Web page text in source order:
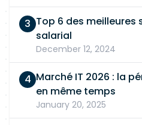
Top 6 des
salarial
December 12, 2024
Marché IT 2026 : la
en même temps
January 20, 2025